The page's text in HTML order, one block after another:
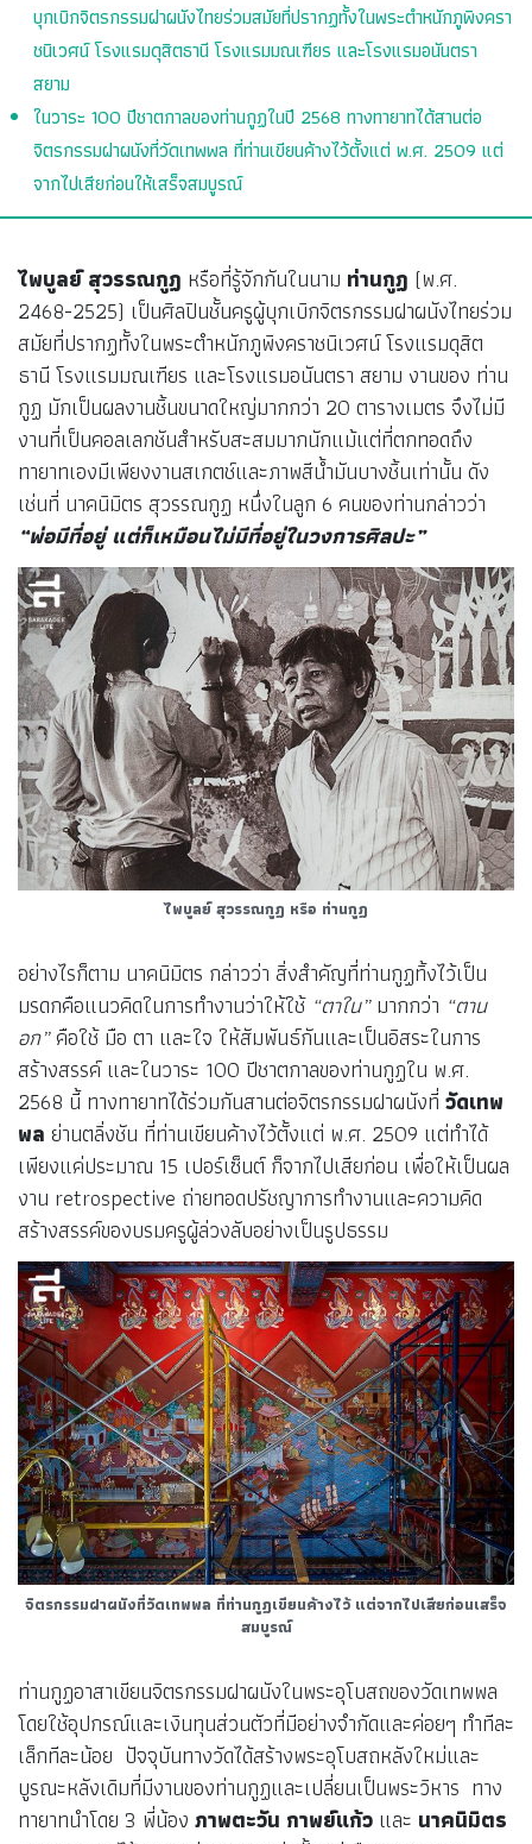
บุกเบิกจิตรกรรมฝาผนังไทยร่วมสมัยที่ปรากฏทั้งในพระตำหนักภูพิงครา
ชนิเวศน์ โรงแรมดุสิตธานี โรงแรมมณเฑียร และโรงแรมอนันตรา
สยาม
ในวาระ 100 ปีชาตกาลของท่านกูฏในปี 2568 ทางทายาทได้สานต่อ
จิตรกรรมฝาผนังที่วัดเทพพล ที่ท่านเขียนค้างไว้ตั้งแต่ พ.ศ. 2509 แต่
จากไปเสียก่อนให้เสร็จสมบูรณ์
ไพบูลย์ สุวรรณกูฏ หรือที่รู้จักกันในนาม ท่านกูฏ (พ.ศ.
2468-2525) เป็นศิลปินชั้นครูผู้บุกเบิกจิตรกรรมฝาผนังไทยร่วม
สมัยที่ปรากฏทั้งในพระตำหนักภูพิงคราชนิเวศน์ โรงแรมดุสิต
ธานี โรงแรมมณเฑียร และโรงแรมอนันตรา สยาม งานของ ท่าน
กูฏ มักเป็นผลงานชิ้นขนาดใหญ่มากกว่า 20 ตารางเมตร จึงไม่มี
งานที่เป็นคอลเลกชันสำหรับสะสมมากนักแม้แต่ที่ตกทอดถึง
ทายาทเองมีเพียงงานสเกตช์และภาพสีน้ำมันบางชิ้นเท่านั้น ดัง
เช่นที่ นาคนิมิตร สุวรรณกูฏ หนึ่งในลูก 6 คนของท่านกล่าวว่า
“พ่อมีที่อยู่ แต่ก็เหมือนไม่มีที่อยู่ในวงการศิลปะ”
ไพบูลย์ สุวรรณกูฏ หรือ ท่านกูฏ
อย่างไรก็ตาม นาคนิมิตร กล่าวว่า สิ่งสำคัญที่ท่านกูฏทิ้งไว้เป็น
มรดกคือแนวคิดในการทำงานว่าให้ใช้“ตาใน”มากกว่า “ตาน
อก”คือใช้ มือ ตา และใจ ให้สัมพันธ์กันและเป็นอิสระในการ
สร้างสรรค์ และในวาระ 100 ปีชาตกาลของท่านกูฏใน พ.ศ.
2568 นี้ ทางทายาทได้ร่วมกันสานต่อจิตรกรรมฝาผนังที่ วัดเทพ
พล ย่านตลิ่งชัน ที่ท่านเขียนค้างไว้ตั้งแต่ พ.ศ. 2509 แต่ทำได้
เพียงแค่ประมาณ 15 เปอร์เซ็นต์ ก็จากไปเสียก่อน เพื่อให้เป็นผล
งาน retrospective ถ่ายทอดปรัชญาการทำงานและความคิด
สร้างสรรค์ของบรมครูผู้ล่วงลับอย่างเป็นรูปธรรม
จิตรกรรมฝาผนังที่วัดเทพพล ที่ท่านกูฏเขียนค้างไว้ แต่จากไปเสียก่อนเสร็จ
สมบูรณ์
ท่านกูฏอาสาเขียนจิตรกรรมฝาผนังในพระอุโบสถของวัดเทพพล
โดยใช้อุปกรณ์และเงินทุนส่วนตัวที่มีอย่างจำกัดและค่อยๆ ทำทีละ
เล็กทีละน้อย ปัจจุบันทางวัดได้สร้างพระอุโบสถหลังใหม่และ
บูรณะหลังเดิมที่มีงานของท่านกูฏและเปลี่ยนเป็นพระวิหาร ทาง
ทายาทนำโดย 3 พี่น้อง ภาพตะวัน กาพย์แก้ว และ นาคนิมิตร